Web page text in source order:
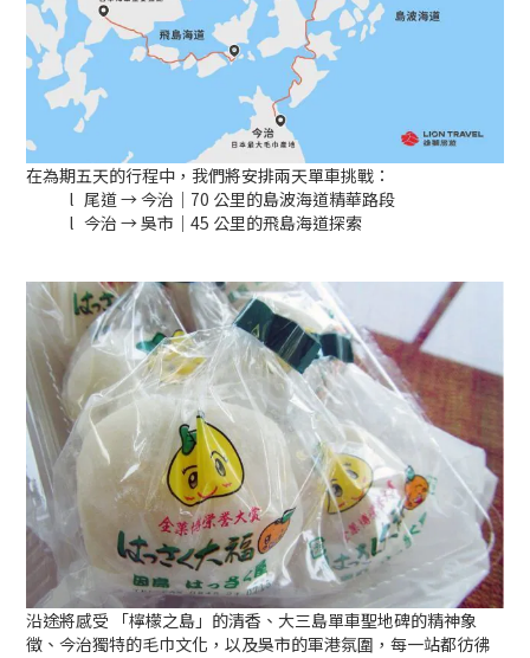
在為期五天的行程中，我們將安排兩天單車挑戰：
l 尾道 → 今治｜70 公里的島波海道精華路段
l 今治 → 吳市｜45 公里的飛島海道探索
沿途將感受 「檸檬之島」的清香、大三島單車聖地碑的精神象
徵、今治獨特的毛巾文化，以及吳市的軍港氛圍，每一站都彷彿